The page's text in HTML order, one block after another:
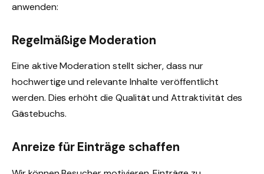
anwenden:
Regelmäßige Moderation
Eine aktive Moderation stellt sicher, dass nur
hochwertige und relevante Inhalte veröffentlicht
werden. Dies erhöht die Qualität und Attraktivität des
Gästebuchs.
Anreize für Einträge schaffen